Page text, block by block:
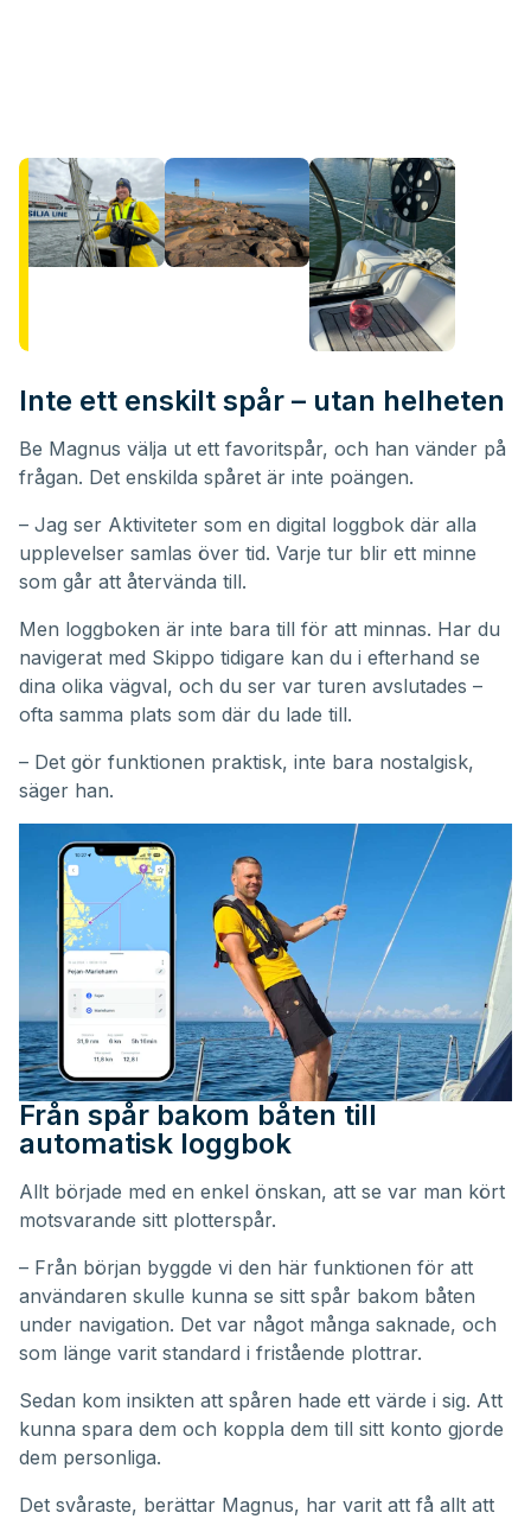
Inte ett enskilt spår – utan helheten
Be Magnus välja ut ett favoritspår, och han vänder på
frågan. Det enskilda spåret är inte poängen.
– Jag ser Aktiviteter som en digital loggbok där alla
upplevelser samlas över tid. Varje tur blir ett minne
som går att återvända till.
Men loggboken är inte bara till för att minnas. Har du
navigerat med Skippo tidigare kan du i efterhand se
dina olika vägval, och du ser var turen avslutades –
ofta samma plats som där du lade till.
– Det gör funktionen praktisk, inte bara nostalgisk,
säger han.
Från spår bakom båten till
automatisk loggbok
Allt började med en enkel önskan, att se var man kört
motsvarande sitt plotterspår.
– Från början byggde vi den här funktionen för att
användaren skulle kunna se sitt spår bakom båten
under navigation. Det var något många saknade, och
som länge varit standard i fristående plottrar.
Sedan kom insikten att spåren hade ett värde i sig. Att
kunna spara dem och koppla dem till sitt konto gjorde
dem personliga.
Det svåraste, berättar Magnus, har varit att få allt att